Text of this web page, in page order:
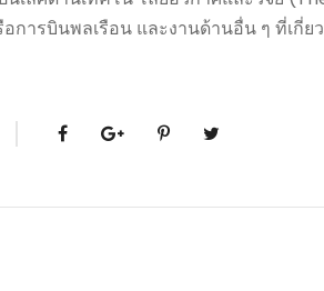
การบินพลเรือน และงานด้านอื่น ๆ ที่เกี่ย